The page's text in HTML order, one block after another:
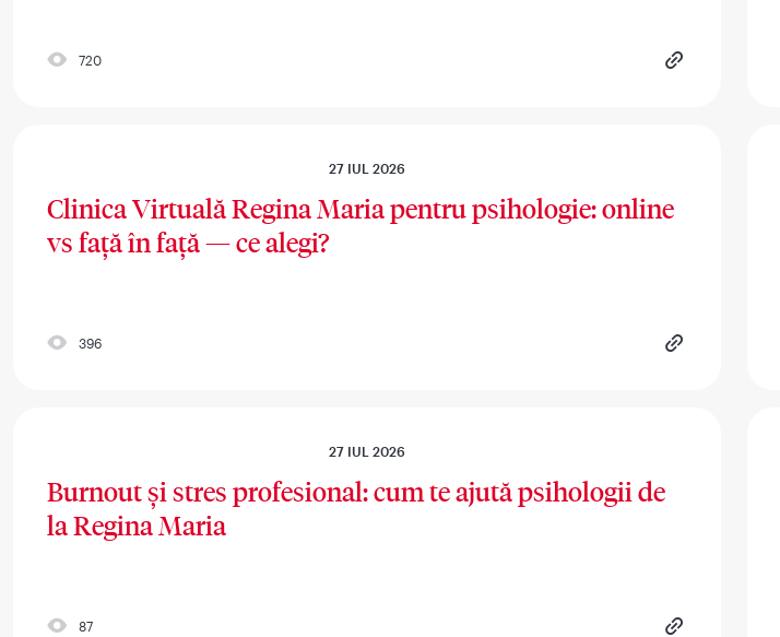
720
27 IUL 2026
Clinica Virtuală Regina Maria pentru psihologie: online
vs față în față — ce alegi?
396
27 IUL 2026
Burnout și stres profesional: cum te ajută psihologii de
la Regina Maria
87